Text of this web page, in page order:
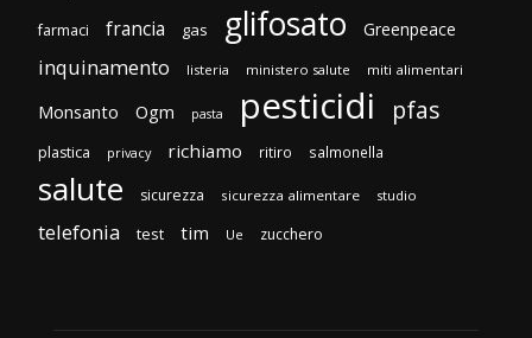
farmaci francia gas glifosato Greenpeace
inquinamento listeria ministero salute miti alimentari
Monsanto Ogm pasta pesticidi pfas
plastica privacy richiamo ritiro salmonella
salute sicurezza sicurezza alimentare studio
telefonia test tim Ue zucchero